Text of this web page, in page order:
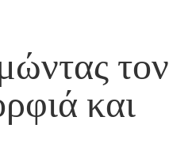
τον
και